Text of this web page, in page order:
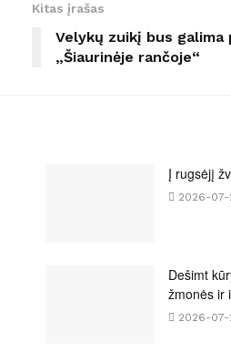
Kitas įrašas
Velykų zuikį bus
„Šiaurinėje rančoje“
Į rugsėjį
2026-07-
Dešimt
žmonės ir
2026-07-